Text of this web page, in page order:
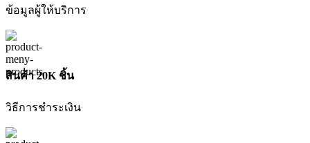
ข้อมูลผู้ให้บริการ
สินค้า 20K ชิ้น
วิธีการชำระเงิน